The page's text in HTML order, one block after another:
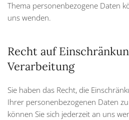
Thema personenbezogene Daten
uns wenden.
Recht auf
Verarbeitung
Sie haben das Recht, die
Ihrer personenbezogenen Daten
können Sie sich jederzeit an uns